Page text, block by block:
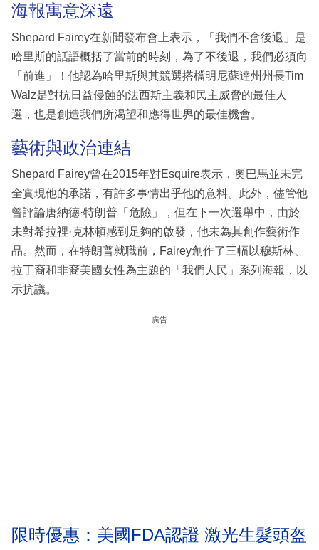
海報寓意深遠
Shepard Fairey在新聞發布會上表示，「我們不會後退」是
哈里斯的話語概括了當前的時刻，為了不後退，我們必須向
「前進」！他認為哈里斯與其競選搭檔明尼蘇達州州長Tim
Walz是對抗日益侵蝕的法西斯主義和民主威脅的最佳人
選，也是創造我們所渴望和應得世界的最佳機會。
藝術與政治連結
Shepard Fairey曾在2015年對Esquire表示，奧巴馬並未完
全實現他的承諾，有許多事情出乎他的意料。此外，儘管他
曾評論唐納德·特朗普「危險」，但在下一次選舉中，由於
未對希拉裡·克林頓感到足夠的啟發，他未為其創作藝術作
品。然而，在特朗普就職前，Fairey創作了三幅以穆斯林、
拉丁裔和非裔美國女性為主題的「我們人民」系列海報，以
示抗議。
廣告
限時優惠：美國FDA認證 激光生髮頭盔